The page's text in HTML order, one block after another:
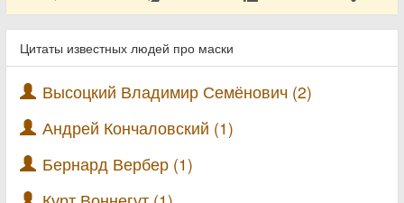
Цитаты известных людей про маски
Высоцкий Владимир Семёнович (2)
Андрей Кончаловский (1)
Бернард Вербер (1)